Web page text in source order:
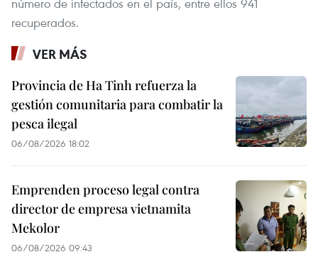
número de infectados en el país, entre ellos 941
recuperados.
VER MÁS
Provincia de Ha Tinh refuerza la
gestión comunitaria para combatir la
pesca ilegal
06/08/2026 18:02
Emprenden proceso legal contra
director de empresa vietnamita
Mekolor
06/08/2026 09:43